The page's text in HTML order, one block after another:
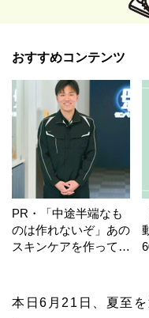
おすすめコンテンツ
PR・「中途半端なも
のは作れないぞ」あの
スキンケアを作ってい
本日6月21日、夏至